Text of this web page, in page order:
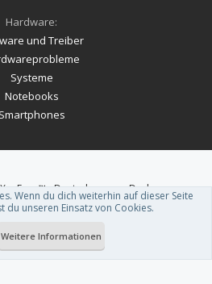
Hardware:
und Treiber
Systeme
Notebooks
Smartphones
-Deutsch von xenDach
byThemeHouse .
setzt für seine OLED-TVs und -Monitore
Wenn du dich weiterhin auf dieser Seite
du unseren Einsatz von Cookies.
Weitere Informationen